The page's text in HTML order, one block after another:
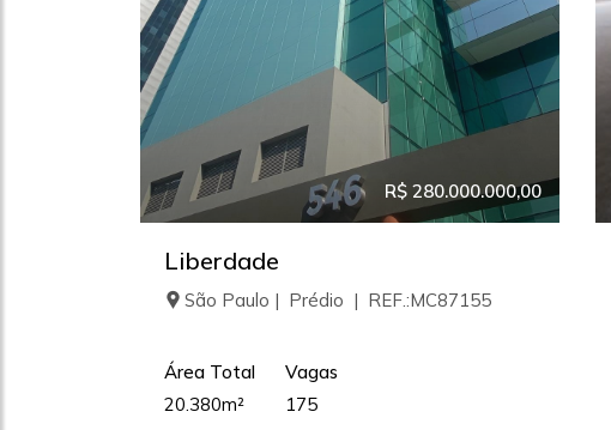
R$ 280.000.000,00
Liberdade
São Paulo | Prédio | REF.:MC87155
Área Total
20.380m²
Vagas
175